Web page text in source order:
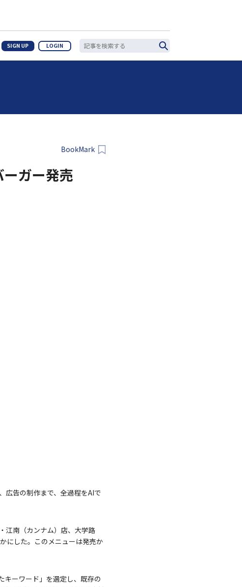
SIGN UP LOGIN
BookMark
ガー発売
広告の制作まで、全過程をAIで
江南（カンナム）店、大学路
にした。このメニューは発売か
キーワード」を選定し、既存の